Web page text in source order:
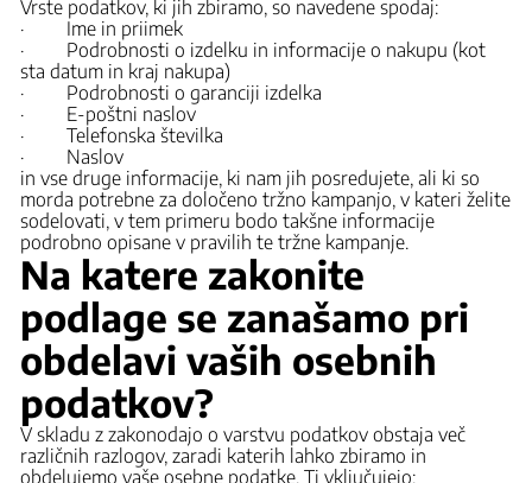
Vrste podatkov, ki jih zbiramo, so navedene spodaj:
· Ime in priimek
· Podrobnosti o izdelku in informacije o nakupu (kot
sta datum in kraj nakupa)
· Podrobnosti o garanciji izdelka
· E-poštni naslov
· Telefonska številka
· Naslov
in vse druge informacije, ki nam jih posredujete, ali ki so
morda potrebne za določeno tržno kampanjo, v kateri želite
sodelovati, v tem primeru bodo takšne informacije
podrobno opisane v pravilih te tržne kampanje.
Na katere zakonite
podlage se zanašamo pri
obdelavi vaših osebnih
podatkov?
V skladu z zakonodajo o varstvu podatkov obstaja več
različnih razlogov, zaradi katerih lahko zbiramo in
obdelujemo vaše osebne podatke. Ti vključujejo: